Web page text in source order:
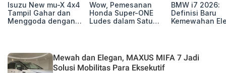
Isuzu New mu-X 4x4
Tampil Gahar dan
Menggoda dengan
Wow, Pemesanan
Honda Super-ONE
Ludes dalam Satu
BMW i7 2026:
Definisi Baru
Kemewahan
Mewah dan Elegan, MAXUS MIFA 7 Jadi
Solusi Mobilitas Para Eksekutif